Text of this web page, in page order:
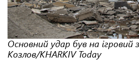
Основний удар був на ігровий
Козлов/KHARKIV Today